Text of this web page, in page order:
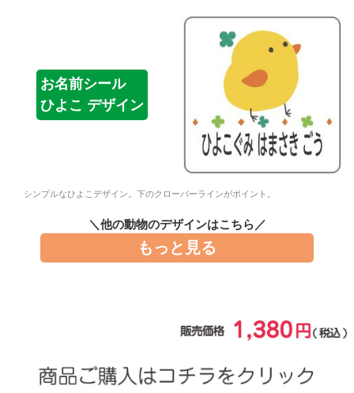
よくある質問
商品ガイド
お問い合わせ
会員登録
お名前シール
ひよこ デザイン
シンプルなひよこデザイン。下のクローバーラインがポイント。
＼他の動物のデザインはこちら／
もっと見る